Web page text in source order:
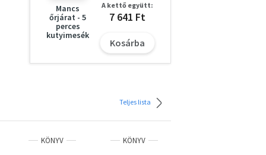
Mancs
őrjárat - 5
perces
kutyimesék
A kettő együtt:
7 641 Ft
Kosárba
Teljes lista
KÖNYV KÖNYV